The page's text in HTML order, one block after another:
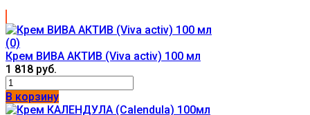
(0)
Крем ВИВА АКТИВ (Viva activ) 100 мл
1 818 руб.
В корзину